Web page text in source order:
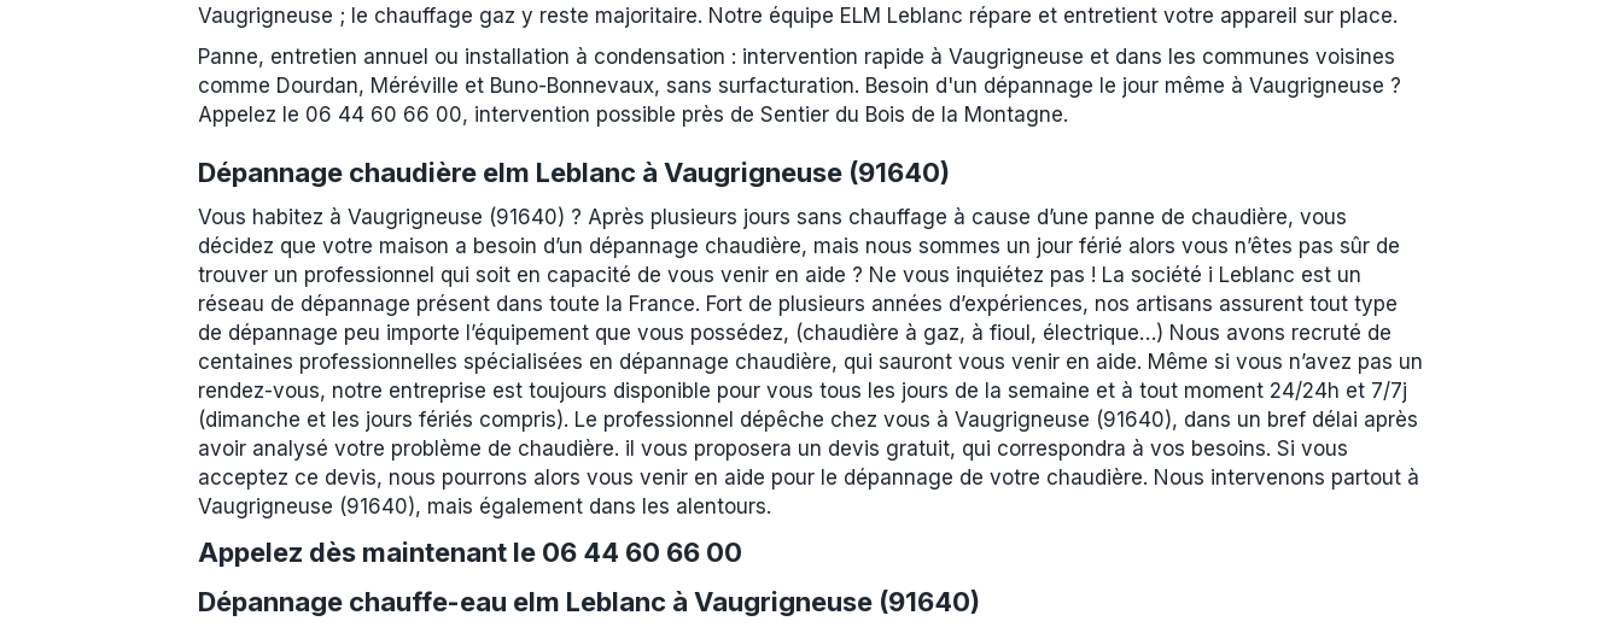
Vaugrigneuse ; le chauffage gaz y reste majoritaire. Notre équipe ELM Leblanc répare et entretient votre appareil sur place.
Panne, entretien annuel ou installation à condensation : intervention rapide à Vaugrigneuse et dans les communes voisines
comme Dourdan, Méréville et Buno-Bonnevaux, sans surfacturation. Besoin d'un dépannage le jour même à Vaugrigneuse ?
Appelez le 06 44 60 66 00, intervention possible près de Sentier du Bois de la Montagne.
Dépannage chaudière elm Leblanc à Vaugrigneuse (91640)
Vous habitez à Vaugrigneuse (91640) ? Après plusieurs jours sans chauffage à cause d’une panne de chaudière, vous
décidez que votre maison a besoin d’un dépannage chaudière, mais nous sommes un jour férié alors vous n’êtes pas sûr de
trouver un professionnel qui soit en capacité de vous venir en aide ? Ne vous inquiétez pas ! La société i Leblanc est un
réseau de dépannage présent dans toute la France. Fort de plusieurs années d’expériences, nos artisans assurent tout type
de dépannage peu importe l’équipement que vous possédez, (chaudière à gaz, à fioul, électrique…) Nous avons recruté de
centaines professionnelles spécialisées en dépannage chaudière, qui sauront vous venir en aide. Même si vous n’avez pas un
rendez-vous, notre entreprise est toujours disponible pour vous tous les jours de la semaine et à tout moment 24/24h et 7/7j
(dimanche et les jours fériés compris). Le professionnel dépêche chez vous à Vaugrigneuse (91640), dans un bref délai après
avoir analysé votre problème de chaudière. il vous proposera un devis gratuit, qui correspondra à vos besoins. Si vous
acceptez ce devis, nous pourrons alors vous venir en aide pour le dépannage de votre chaudière. Nous intervenons partout à
Vaugrigneuse (91640), mais également dans les alentours.
Appelez dès maintenant le 06 44 60 66 00
Dépannage chauffe-eau elm Leblanc à Vaugrigneuse (91640)